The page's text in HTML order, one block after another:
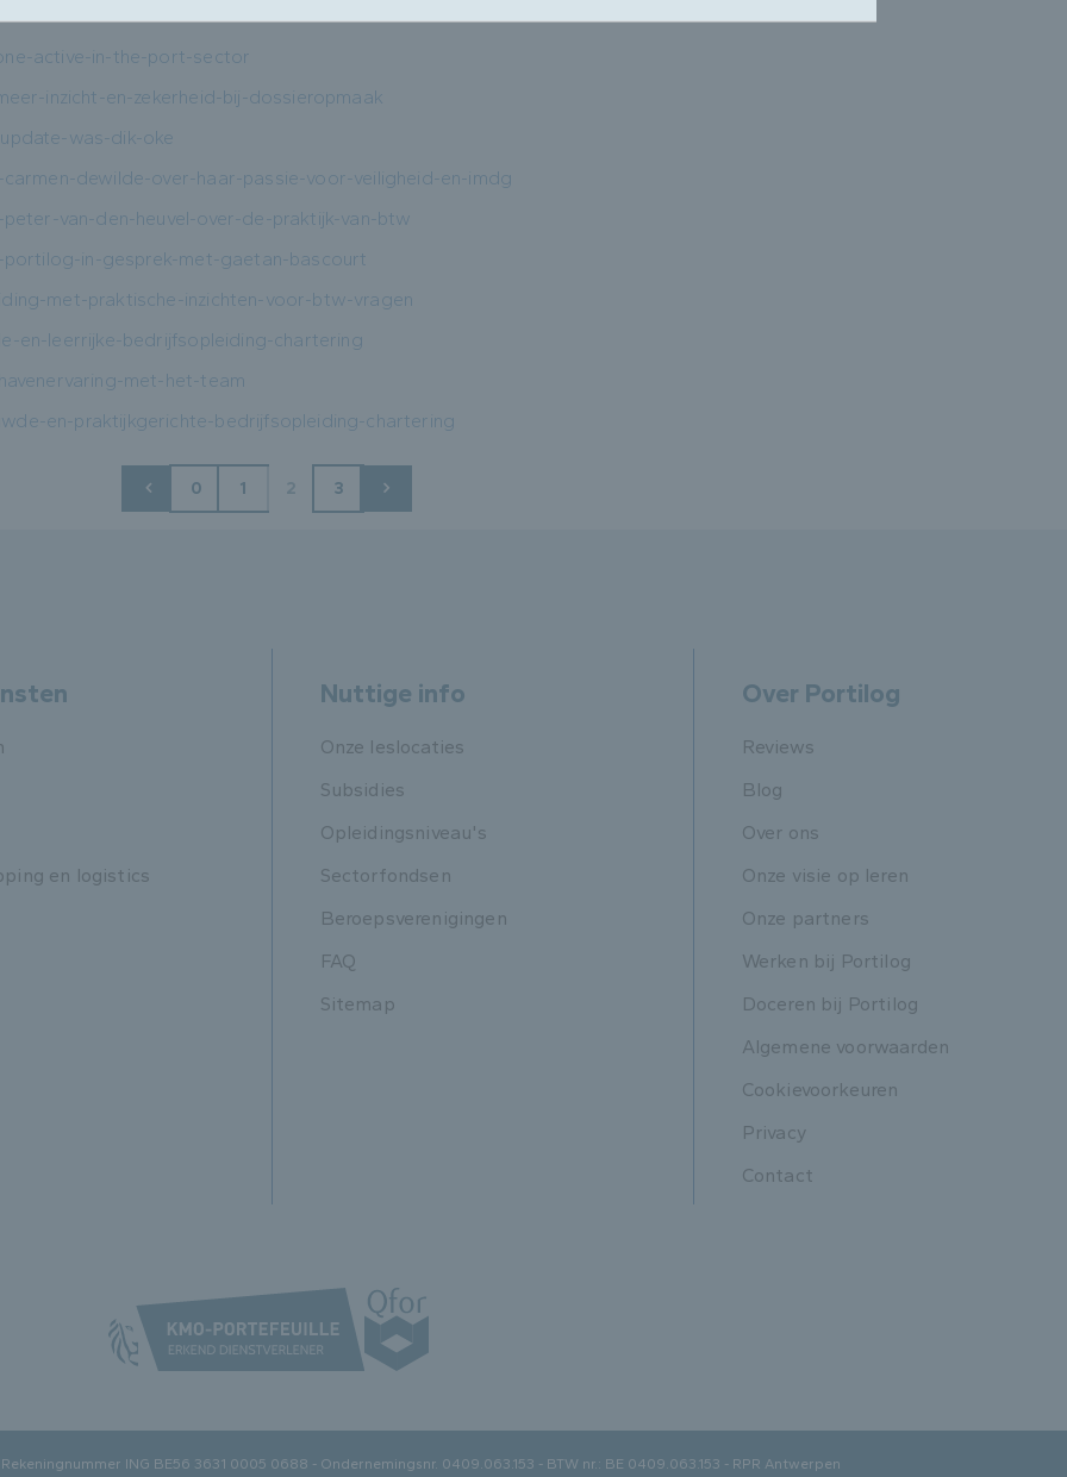
active-in-the-port-sector
inzicht-en-zekerheid-bij-dossieropmaak
was-dik-oke
dewilde-over-haar-passie-voor-veiligheid-en-imdg
van-den-heuvel-over-de-praktijk-van-btw
in-gesprek-met-gaetan-bascourt
met-praktische-inzichten-voor-btw-vragen
en-leerrijke-bedrijfsopleiding-chartering
met-het-team
en-praktijkgerichte-bedrijfsopleiding-chartering
0 1 2 3
en logistics
Nuttige info
Onze leslocaties
Subsidies
Opleidingsniveau's
Sectorfondsen
Beroepsverenigingen
FAQ
Sitemap
Over Portilog
Reviews
Blog
Over ons
Onze visie op leren
Onze partners
Werken bij Portilog
Doceren bij Portilog
Algemene voorwaarden
Cookievoorkeuren
Privacy
Contact
ING BE56 3631 0005 0688 - Ondernemingsnr. 0409.063.153 - BTW nr.: BE 0409.063.153 - RPR Antwerpen